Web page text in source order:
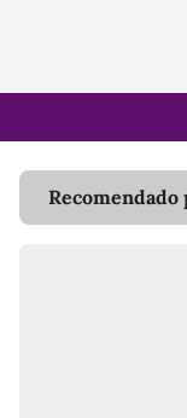
Recomendado